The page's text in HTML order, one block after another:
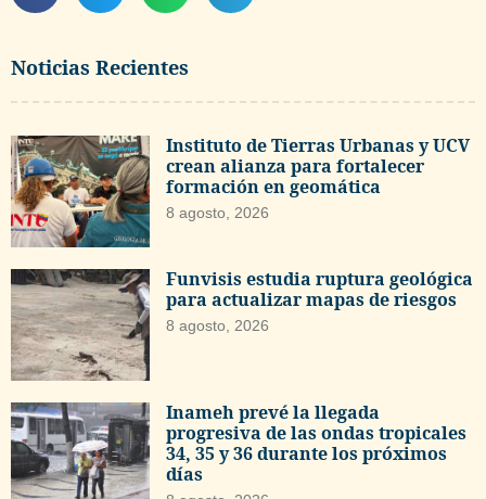
Noticias Recientes
Instituto de Tierras Urbanas y UCV
crean alianza para fortalecer
formación en geomática
8 agosto, 2026
Funvisis estudia ruptura geológica
para actualizar mapas de riesgos
8 agosto, 2026
Inameh prevé la llegada
progresiva de las ondas tropicales
34, 35 y 36 durante los próximos
días